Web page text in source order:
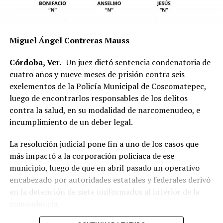
responsabilidad por parte de alguno de los conductores.
Las autoridades exhortaron a los automovilistas y
motociclistas a conducir con precaución, respetar los
límites de velocidad y aumentar la distancia de
seguridad entre vehículos, especialmente durante la
temporada de lluvias, cuando el riesgo de accidentes se
incrementa en las carreteras de la región.
La circulación en la zona se vio afectada por algunos
minutos mientras se realizaban las labores de auxilio y el
levantamiento de indicios por parte de las autoridades.
Posteriormente, el tránsito fue restablecido de manera
normal.
Miguel Ángel Contreras Mauss
Córdoba, Ver.-Un juez dictó sentencia condenatoria de
cuatro años y nueve meses de prisión contra seis
exelementos de la Policía Municipal de Coscomatepec,
luego de encontrarlos responsables de los delitos
contra la salud, en su modalidad de narcomenudeo, e
incumplimiento de un deber legal.
La resolución judicial pone fin a uno de los casos que
más impactó a la corporación policiaca de ese
municipio, luego de que en abril pasado un operativo
encabezado por autoridades estatales y federales derivó
en la detención de siete uniformados al interior de la